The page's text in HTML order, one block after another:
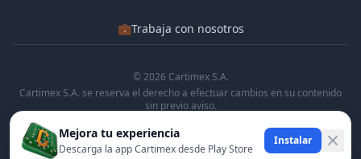
💼Trabaja con nosotros
© 2026 Cartimex S.A.
Cartimex S.A. se reserva el derecho a efectuar cambios en su contenido
sin previo aviso.
Cartimex S.A. no manifiesta ni garantiza que la informacion contenida en
esta pagina sea precisa o completa.
Mejora tu experiencia
Descarga la app Cartimex desde Play Store
Instalar